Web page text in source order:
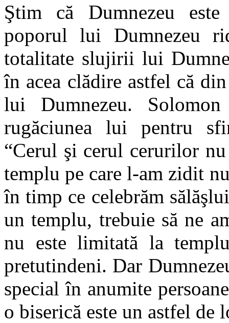
Ştim că Dumnezeu
poporul lui Dumnezeu
totalitate slujirii lui
în acea clădire astfel că
lui Dumnezeu.
rugăciunea lui pentru
“Cerul şi cerul cerurilor
templu pe care l-am zidit
în timp ce celebrăm
un templu, trebuie să ne
nu este limitată la
pretutindeni. Dar
special în anumite
o biserică este un astfel de